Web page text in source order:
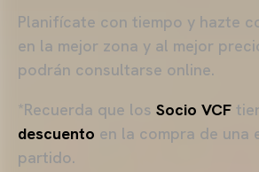
Planifícate con tiempo y hazte
en la mejor zona y al mejor
podrán consultarse online.
*Recuerda que los Socio VCF
descuento en la compra de una
partido.